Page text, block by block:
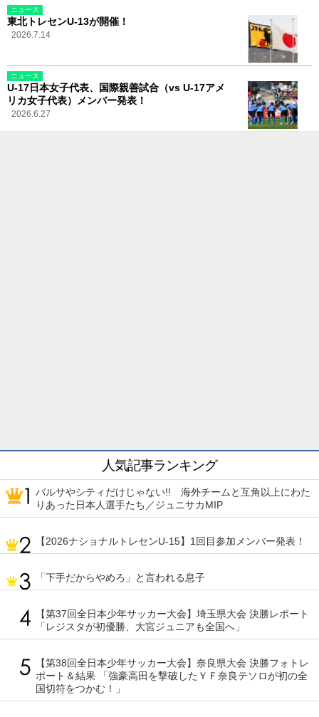
ニュース
東北トレセンU-13が開催！
2026.7.14
ニュース
U-17日本女子代表、国際親善試合（vs U-17アメ
リカ女子代表）メンバー発表！
2026.6.27
人気記事ランキング
バルサやシティだけじゃない!! 海外チームと互角以上にわた
りあった日本人選手たち／ジュニサカMIP
【2026ナショナルトレセンU-15】1回目参加メンバー発表！
「下手だからやめろ」と言われる息子
【第37回全日本少年サッカー大会】埼玉県大会 決勝レポート
「レジスタが初優勝、大宮ジュニアも全国へ」
【第38回全日本少年サッカー大会】奈良県大会 決勝フォトレ
ポート＆結果 「強豪高田を撃破したＹＦ奈良テソロが初の全
国切符をつかむ！」